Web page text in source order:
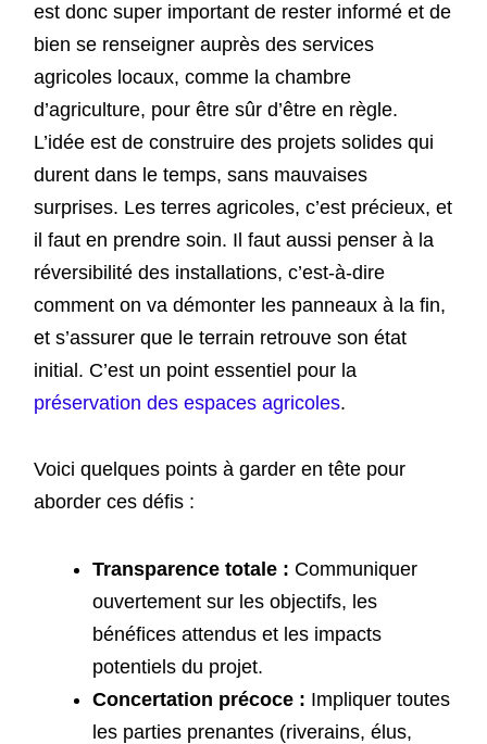
est donc super important de rester informé et de
bien se renseigner auprès des services
agricoles locaux, comme la chambre
d’agriculture, pour être sûr d’être en règle.
L’idée est de construire des projets solides qui
durent dans le temps, sans mauvaises
surprises. Les terres agricoles, c’est précieux, et
il faut en prendre soin. Il faut aussi penser à la
réversibilité des installations, c’est-à-dire
comment on va démonter les panneaux à la fin,
et s’assurer que le terrain retrouve son état
initial. C’est un point essentiel pour la
préservation des espaces agricoles.
Voici quelques points à garder en tête pour
aborder ces défis :
Transparence totale : Communiquer
ouvertement sur les objectifs, les
bénéfices attendus et les impacts
potentiels du projet.
Concertation précoce : Impliquer toutes
les parties prenantes (riverains, élus,